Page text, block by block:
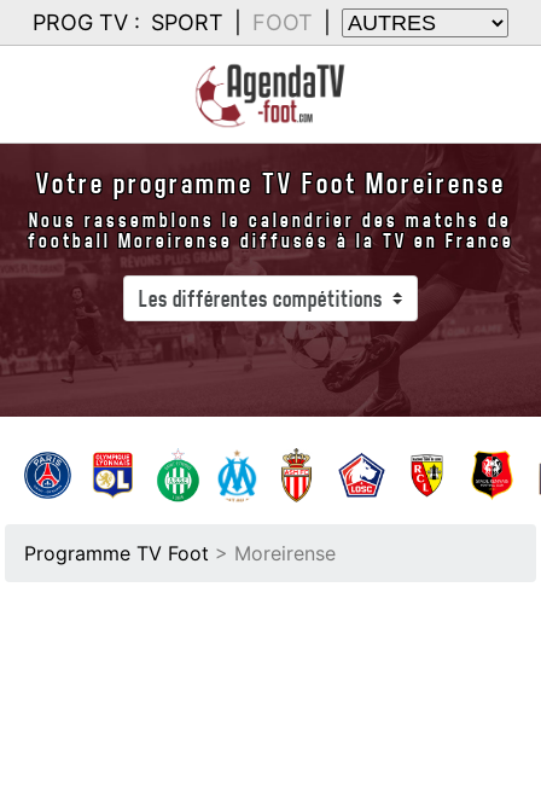
PROG TV : SPORT FOOT
Votre programme TV Foot Moreirense
Nous rassemblons le calendrier des matchs de
football Moreirense diffusés à la TV en France
Programme TV Foot > Moreirense